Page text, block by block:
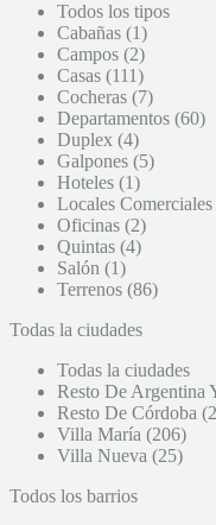
Todos los tipos
Cabañas (1)
Campos (2)
Casas (111)
Cocheras (7)
Departamentos (60)
Duplex (4)
Galpones (5)
Hoteles (1)
Locales
Oficinas (2)
Quintas (4)
Salón (1)
Terrenos (86)
Todas la ciudades
Todas la ciudades
Resto De Argentina
Resto De Córdoba
Villa María (206)
Villa Nueva (25)
Todos los barrios